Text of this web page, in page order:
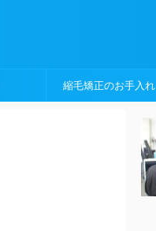
縮毛矯正のお手入れ